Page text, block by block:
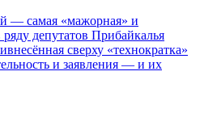
— самая «мажорная» и
депутатов Прибайкалья
сверху «технократка»
и заявления — и их